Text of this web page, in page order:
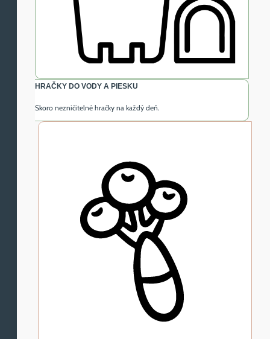
HRAČKY DO VODY A PIESKU
Skoro nezničitelné hračky na každý deň.